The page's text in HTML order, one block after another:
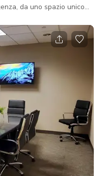
da uno spazio unico
a piccoli
o feste aziendali di
riunirsi per il tuo evento
voglia, questo è lo spazio